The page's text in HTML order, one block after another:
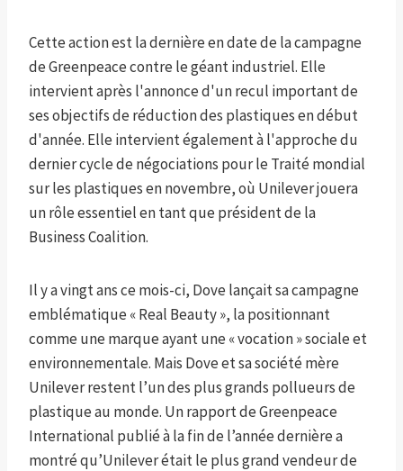
Cette action est la dernière en date de la campagne
de Greenpeace contre le géant industriel. Elle
intervient après l'annonce d'un recul important de
ses objectifs de réduction des plastiques en début
d'année. Elle intervient également à l'approche du
dernier cycle de négociations pour le Traité mondial
sur les plastiques en novembre, où Unilever jouera
un rôle essentiel en tant que président de la
Business Coalition.
Il y a vingt ans ce mois-ci, Dove lançait sa campagne
emblématique « Real Beauty », la positionnant
comme une marque ayant une « vocation » sociale et
environnementale. Mais Dove et sa société mère
Unilever restent l’un des plus grands pollueurs de
plastique au monde. Un rapport de Greenpeace
International publié à la fin de l’année dernière a
montré qu’Unilever était le plus grand vendeur de